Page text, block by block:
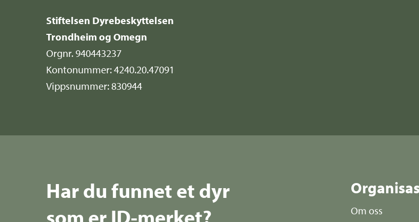
Stiftelsen Dyrebeskyttelsen
Trondheim og Omegn
Orgnr. 940443237
Kontonummer: 4240.20.47091
Vippsnummer: 830944
Har du funnet et dyr
som er ID-merket?
Om oss